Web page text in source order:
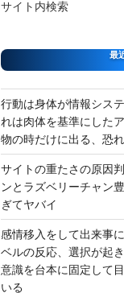
サイト内検索
最
行動は身体が情報シス
れは肉体を基準にした
物の時だけに出る、恐
サイトの重たさの原因
ンとラズベリーチャン
ぎてヤバイ
感情移入をして出来事
ベルの反応、選択が起
意識を台本に固定して
いる